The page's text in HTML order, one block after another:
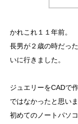
かれこれ１１年前。
長男が２歳の時だっ
いに行きました。
ジュエリーをCADで
ではなかったと思いま
初めてのノートパソ